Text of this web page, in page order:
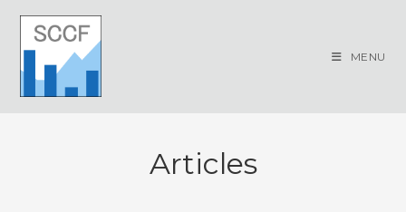
content
MENU
Articles